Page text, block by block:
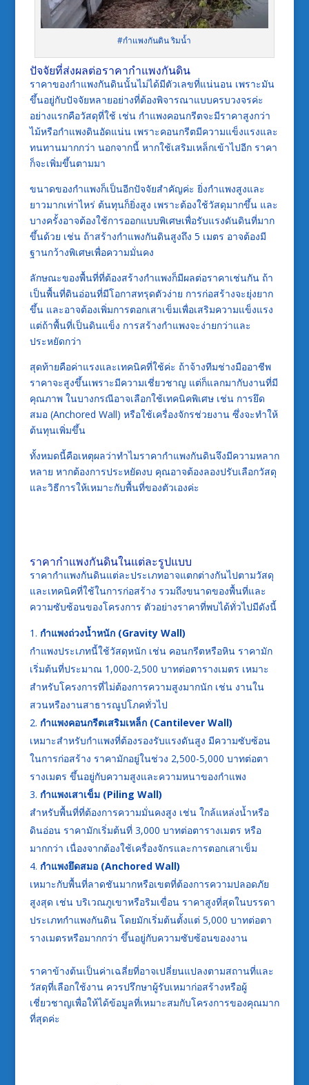
#กำแพงกันดิน ริมน้ำ
ปัจจัยที่ส่งผลต่อราคากำแพงกันดิน
ราคาของกำแพงกันดินนั้นไม่ได้มีตัวเลขที่แน่นอน เพราะมัน
ขึ้นอยู่กับปัจจัยหลายอย่างที่ต้องพิจารณาแบบครบวงจรค่ะ
อย่างแรกคือวัสดุที่ใช้ เช่น กำแพงคอนกรีตจะมีราคาสูงกว่า
ไม้หรือกำแพงดินอัดแน่น เพราะคอนกรีตมีความแข็งแรงและ
ทนทานมากกว่า นอกจากนี้ หากใช้เสริมเหล็กเข้าไปอีก ราคา
ก็จะเพิ่มขึ้นตามมา
ขนาดของกำแพงก็เป็นอีกปัจจัยสำคัญค่ะ ยิ่งกำแพงสูงและ
ยาวมากเท่าไหร่ ต้นทุนก็ยิ่งสูง เพราะต้องใช้วัสดุมากขึ้น และ
บางครั้งอาจต้องใช้การออกแบบพิเศษเพื่อรับแรงดันดินที่มาก
ขึ้นด้วย เช่น ถ้าสร้างกำแพงกันดินสูงถึง 5 เมตร อาจต้องมี
ฐานกว้างพิเศษเพื่อความมั่นคง
ลักษณะของพื้นที่ที่ต้องสร้างกำแพงก็มีผลต่อราคาเช่นกัน ถ้า
เป็นพื้นที่ดินอ่อนที่มีโอกาสทรุดตัวง่าย การก่อสร้างจะยุ่งยาก
ขึ้น และอาจต้องเพิ่มการตอกเสาเข็มเพื่อเสริมความแข็งแรง
แต่ถ้าพื้นที่เป็นดินแข็ง การสร้างกำแพงจะง่ายกว่าและ
ประหยัดกว่า
สุดท้ายคือค่าแรงและเทคนิคที่ใช้ค่ะ ถ้าจ้างทีมช่างมืออาชีพ
ราคาจะสูงขึ้นเพราะมีความเชี่ยวชาญ แต่ก็แลกมากับงานที่มี
คุณภาพ ในบางกรณีอาจเลือกใช้เทคนิคพิเศษ เช่น การยึด
สมอ (Anchored Wall) หรือใช้เครื่องจักรช่วยงาน ซึ่งจะทำให้
ต้นทุนเพิ่มขึ้น
ทั้งหมดนี้คือเหตุผลว่าทำไมราคากำแพงกันดินจึงมีความหลาก
หลาย หากต้องการประหยัดงบ คุณอาจต้องลองปรับเลือกวัสดุ
และวิธีการให้เหมาะกับพื้นที่ของตัวเองค่ะ
ราคากำแพงกันดินในแต่ละรูปแบบ
ราคากำแพงกันดินแต่ละประเภทอาจแตกต่างกันไปตามวัสดุ
และเทคนิคที่ใช้ในการก่อสร้าง รวมถึงขนาดของพื้นที่และ
ความซับซ้อนของโครงการ ตัวอย่างราคาที่พบได้ทั่วไปมีดังนี้
กำแพงถ่วงน้ำหนัก (Gravity Wall)
กำแพงประเภทนี้ใช้วัสดุหนัก เช่น คอนกรีตหรือหิน ราคามัก
เริ่มต้นที่ประมาณ 1,000-2,500 บาทต่อตารางเมตร เหมาะ
สำหรับโครงการที่ไม่ต้องการความสูงมากนัก เช่น งานใน
สวนหรืองานสาธารณูปโภคทั่วไป​
กำแพงคอนกรีตเสริมเหล็ก (Cantilever Wall)
เหมาะสำหรับกำแพงที่ต้องรองรับแรงดันสูง มีความซับซ้อน
ในการก่อสร้าง ราคามักอยู่ในช่วง 2,500-5,000 บาทต่อตา
รางเมตร ขึ้นอยู่กับความสูงและความหนาของกำแพง​
กำแพงเสาเข็ม (Piling Wall)
สำหรับพื้นที่ที่ต้องการความมั่นคงสูง เช่น ใกล้แหล่งน้ำหรือ
ดินอ่อน ราคามักเริ่มต้นที่ 3,000 บาทต่อตารางเมตร หรือ
มากกว่า เนื่องจากต้องใช้เครื่องจักรและการตอกเสาเข็ม​
กำแพงยึดสมอ (Anchored Wall)
เหมาะกับพื้นที่ลาดชันมากหรือเขตที่ต้องการความปลอดภัย
สูงสุด เช่น บริเวณภูเขาหรือริมเขื่อน ราคาสูงที่สุดในบรรดา
ประเภทกำแพงกันดิน โดยมักเริ่มต้นตั้งแต่ 5,000 บาทต่อตา
รางเมตรหรือมากกว่า ขึ้นอยู่กับความซับซ้อนของงาน​
ราคาข้างต้นเป็นค่าเฉลี่ยที่อาจเปลี่ยนแปลงตามสถานที่และ
วัสดุที่เลือกใช้งาน ควรปรึกษาผู้รับเหมาก่อสร้างหรือผู้
เชี่ยวชาญเพื่อให้ได้ข้อมูลที่เหมาะสมกับโครงการของคุณมาก
ที่สุดค่ะ